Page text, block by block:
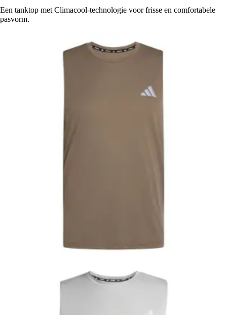
Een tanktop met Climacool-technologie voor frisse en comfortabele
pasvorm.